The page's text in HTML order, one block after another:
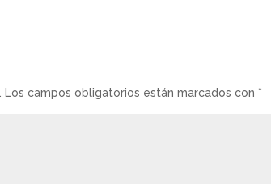
Los campos obligatorios están marcados con *